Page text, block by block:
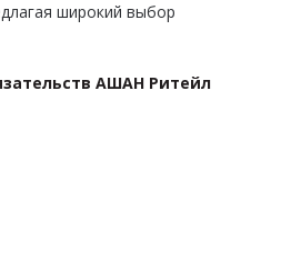
широкий выбор
АШАН Ритейл